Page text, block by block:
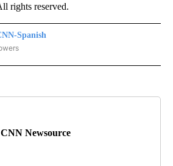
rights reserved.
Spanish
SPANISH" TO RECEIVE NOTIFICATIONS ABOUT
CNN Newsource